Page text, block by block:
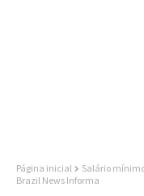
Página inicial
Salário
Brazil News Informa